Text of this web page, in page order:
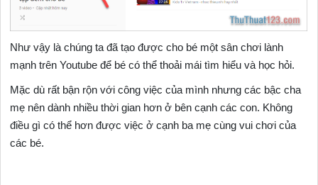
Như vậy là chúng ta đã tạo được cho bé một sân chơi lành
mạnh trên Youtube để bé có thể thoải mái tìm hiểu và học hỏi.
Mặc dù rất bận rộn với công việc của mình nhưng các bậc cha
mẹ nên dành nhiều thời gian hơn ở bên cạnh các con. Không
điều gì có thể hơn được việc ở cạnh ba mẹ cùng vui chơi của
các bé.